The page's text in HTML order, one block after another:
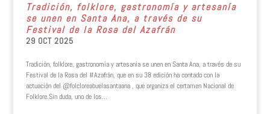
Tradición, folklore, gastronomía y artesanía
se unen en Santa Ana, a través de su
Festival de la Rosa del Azafrán
29 OCT 2025
Tradición, folklore, gastronomía y artesanía se unen en Santa Ana, a través de su
Festival de la Rosa del #Azafrán, que en su 38 edición ha contado con la
actuación del @folcloreabuelasantaana , que organiza el certamen Nacional de
Folklore.Sin duda, uno de los...